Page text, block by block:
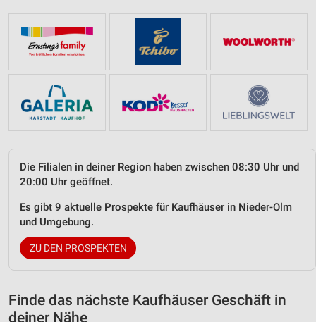
Die Filialen in deiner Region haben zwischen 08:30 Uhr und
20:00 Uhr geöffnet.
Es gibt 9 aktuelle Prospekte für Kaufhäuser in Nieder-Olm
und Umgebung.
ZU DEN PROSPEKTEN
Finde das nächste Kaufhäuser Geschäft in
deiner Nähe